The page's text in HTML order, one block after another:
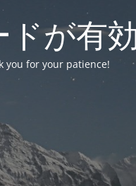
が有
you for your patience!